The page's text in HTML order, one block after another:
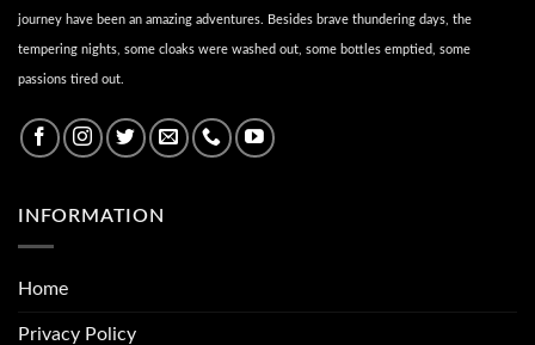
journey have been an amazing adventures. Besides brave thundering days, the
tempering nights, some cloaks were washed out, some bottles emptied, some
passions tired out.
INFORMATION
Home
Privacy Policy